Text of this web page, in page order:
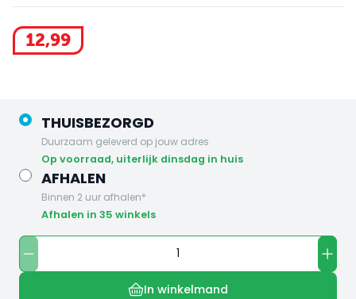
12,99
THUISBEZORGD
Duurzaam geleverd op jouw adres
op voorraad, uiterlijk dinsdag in huis
AFHALEN
Binnen 2 uur afhalen*
Afhalen in 35 winkels
In winkelmand